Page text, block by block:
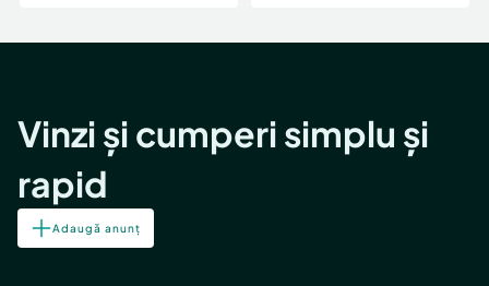
Vinzi și cumperi simplu și
rapid
Adaugă anunț